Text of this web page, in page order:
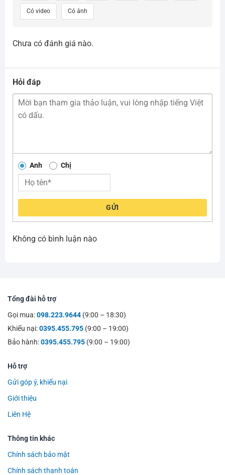
Có video Có ảnh
Chưa có đánh giá nào.
Hỏi đáp
Anh Chị
GỬI
Không có bình luận nào
Tổng đài hỗ trợ
Gọi mua:098.223.9644 (9:00 – 18:30)
Khiếu nại:0395.455.795 (9:00 – 19:00)
Bảo hành:0395.455.795 (9:00 – 19:00)
Hỗ trợ
Gửi góp ý, khiếu nại
Giới thiệu
Liên Hệ
Thông tin khác
Chính sách bảo mật
Chính sách thanh toán